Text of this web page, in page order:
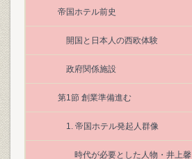
帝国ホテル前史
開国と日本人の西欧体験
政府関係施設
第1節 創業準備進む
1. 帝国ホテル発起人群像
時代が必要とした人物・井上馨